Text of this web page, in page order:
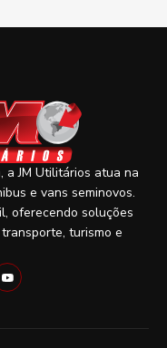
a JM Utilitários atua na
e vans seminovos.
oferecendo soluções
turismo e